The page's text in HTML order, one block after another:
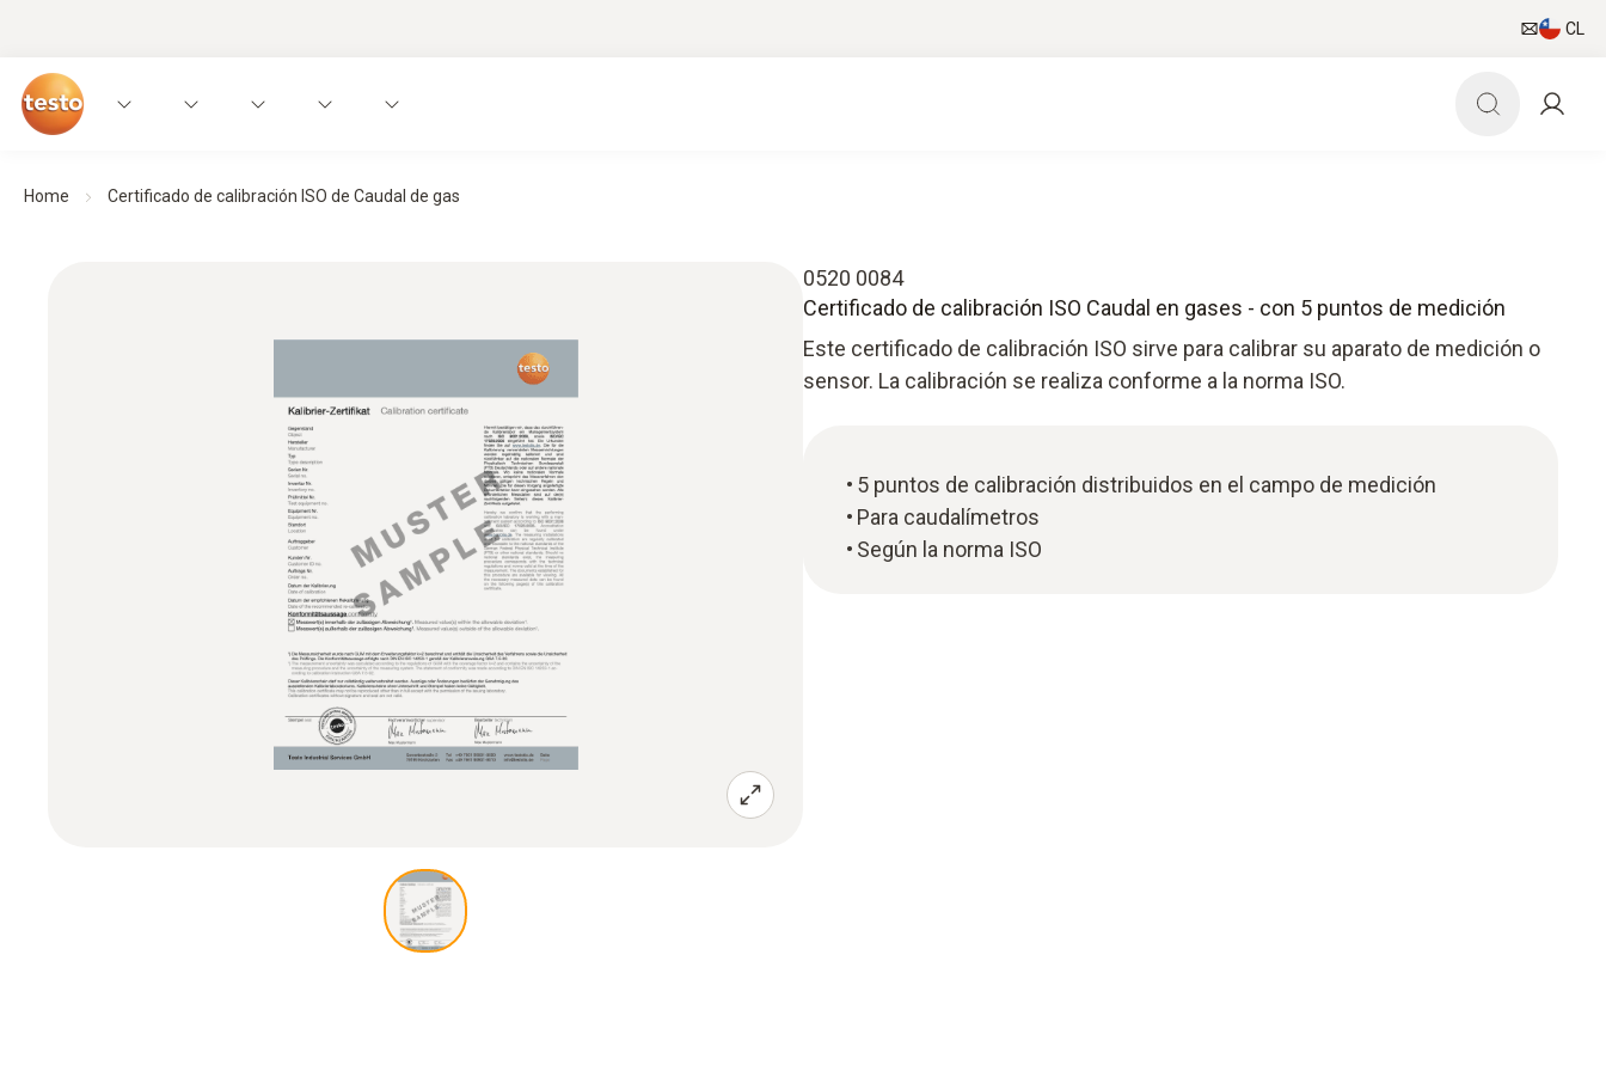
CL
Home Certificado de calibración ISO de Caudal de gas
0520 0084
Certificado de calibración ISO Caudal en gases - con 5 puntos de medición
Este certificado de calibración ISO sirve para calibrar su aparato de medición o
sensor. La calibración se realiza conforme a la norma ISO.
5 puntos de calibración distribuidos en el campo de medición
Para caudalímetros
Según la norma ISO